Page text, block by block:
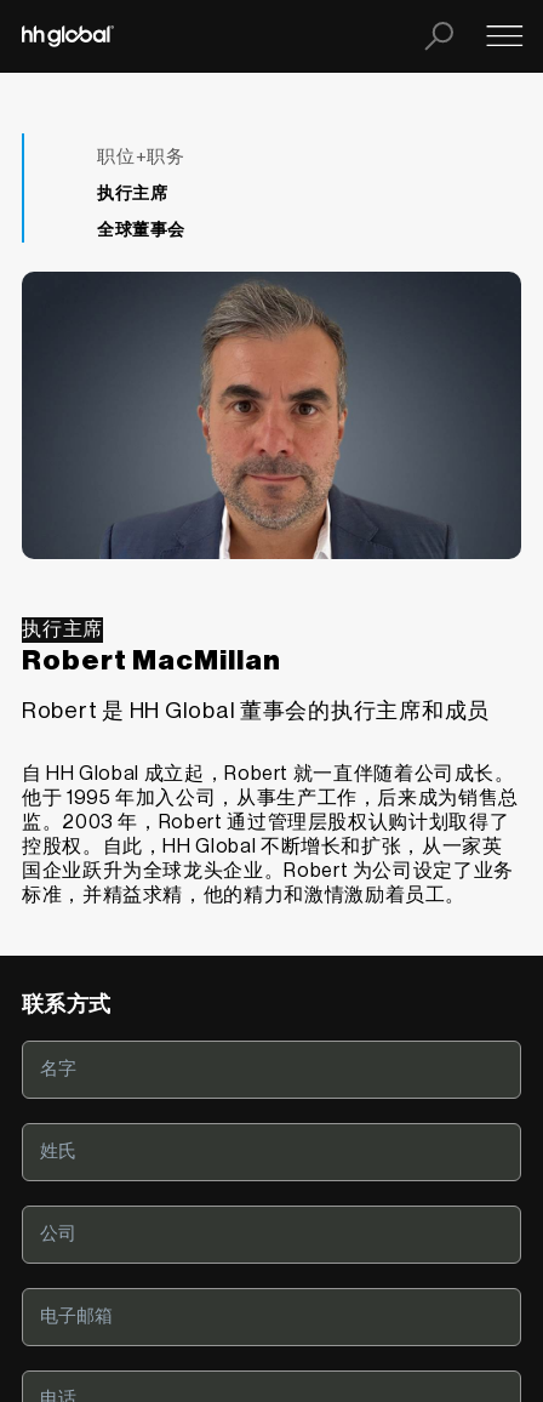
执行主席
Robert MacMillan
Robert 是 HH Global 董事会的执行主席和成员
自 HH Global 成立起，Robert 就一直伴随着公司成长。
他于 1995 年加入公司，从事生产工作，后来成为销售总
监。2003 年，Robert 通过管理层股权认购计划取得了
控股权。自此，HH Global 不断增长和扩张，从一家英
国企业跃升为全球龙头企业。Robert 为公司设定了业务
标准，并精益求精，他的精力和激情激励着员工。
职位+职务
执行主席
全球董事会
联系方式